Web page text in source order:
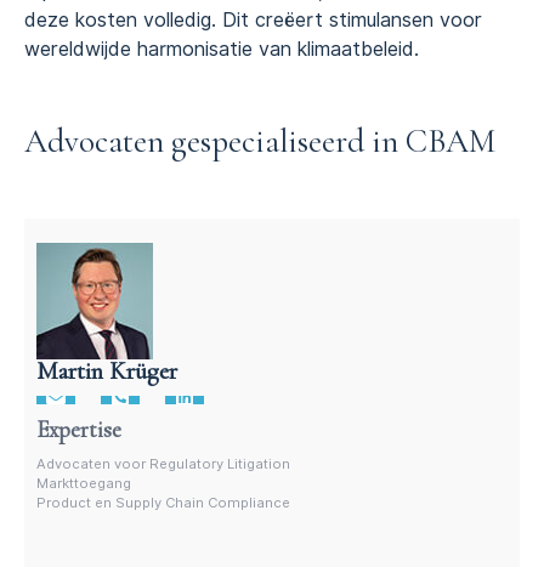
deze kosten volledig. Dit creëert stimulansen voor
wereldwijde harmonisatie van klimaatbeleid.
Advocaten gespecialiseerd in CBAM
Martin Krüger
Advocaat productregelgeving – Martin Krüger
Expertise
Advocaten voor Regulatory Litigation
Markttoegang
Product en Supply Chain Compliance